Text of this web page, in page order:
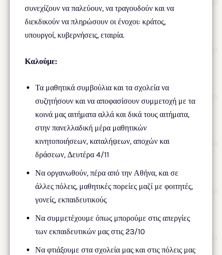
συνεχίζουν να παλεύουν, να τραγουδούν και να
διεκδικούν να πληρώσουν οι ένοχοι: κράτος,
υπουργοί, κυβερνήσεις, εταιρία.
Καλούμε:
Τα μαθητικά συμβούλια και τα σχολεία να
συζητήσουν και να αποφασίσουν συμμετοχή με τα
κοινά μας αιτήματα αλλά και δικά τους αιτήματα,
στην πανελλαδική μέρα μαθητικών
κινητοποιήσεων, καταλήψεων, αποχών και
δράσεων, Δευτέρα 4/11
Να οργανωθούν, πέρα από την Αθήνα, και σε
άλλες πόλεις, μαθητικές πορείες μαζί με φοιτητές,
γονείς, εκπαιδευτικούς
Να συμμετέχουμε όπως μπορούμε στις απεργίες
των εκπαιδευτικών μας στις 23/10
Να φτιάξουμε στα σχολεία μας και στις πόλεις μας